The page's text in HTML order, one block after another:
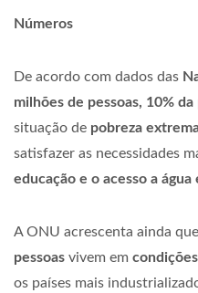
Números
De acordo com dados das
milhões de pessoas, 10% da
situação de pobreza
satisfazer as necessidades
educação e o acesso a água
A ONU acrescenta ainda
pessoas vivem em
os países mais